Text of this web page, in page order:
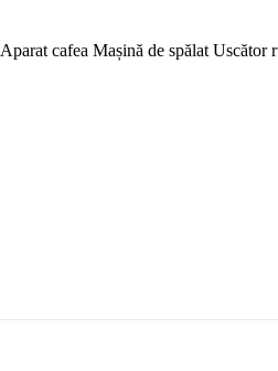
Aparat cafea Mașină de spălat Uscător